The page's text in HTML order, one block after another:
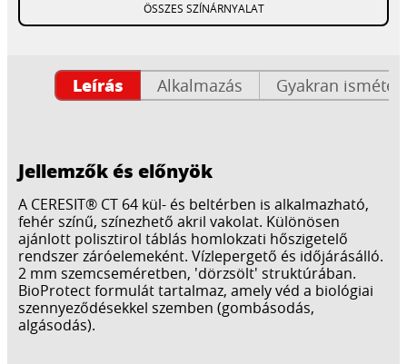
ÖSSZES SZÍNÁRNYALAT
Leírás Alkalmazás Gyakran
Jellemzők és előnyök
A CERESIT® CT 64 kül- és beltérben is alkalmazható,
fehér színű, színezhető akril vakolat. Különösen
ajánlott polisztirol táblás homlokzati hőszigetelő
rendszer záróelemeként. Vízlepergető és időjárásálló.
2 mm szemcseméretben, 'dörzsölt' struktúrában.
BioProtect formulát tartalmaz, amely véd a biológiai
szennyeződésekkel szemben (gombásodás,
algásodás).